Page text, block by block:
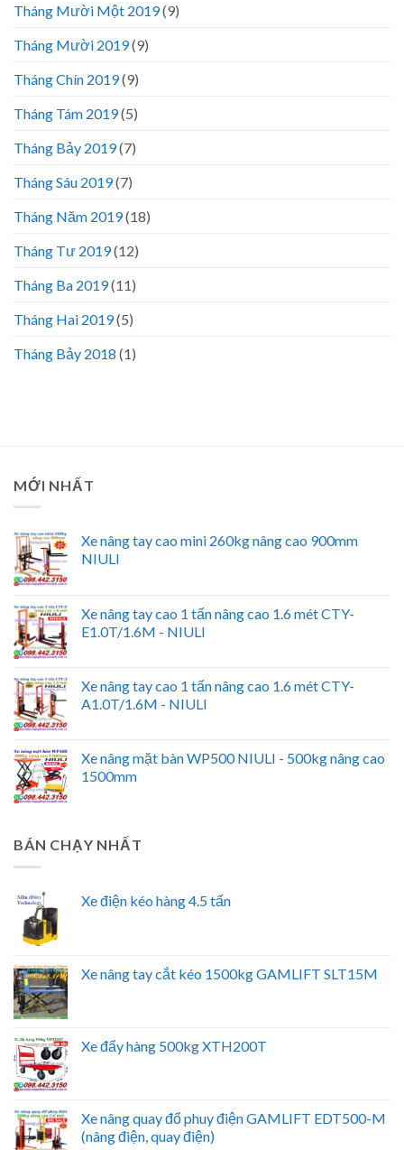
Tháng Mười Một 2019(9)
Tháng Mười 2019(9)
Tháng Chín 2019(9)
Tháng Tám 2019(5)
Tháng Bảy 2019(7)
Tháng Sáu 2019(7)
Tháng Năm 2019(18)
Tháng Tư 2019(12)
Tháng Ba 2019(11)
Tháng Hai 2019(5)
Tháng Bảy 2018 (1)
MỚI NHẤT
Xe nâng tay cao mini 260kg nâng cao 900mm
NIULI
Xe nâng tay cao 1 tấn nâng cao 1.6 mét CTY-
E1.0T/1.6M - NIULI
Xe nâng tay cao 1 tấn nâng cao 1.6 mét CTY-
A1.0T/1.6M - NIULI
Xe nâng mặt bàn WP500 NIULI - 500kg nâng cao
1500mm
BÁN CHẠY NHẤT
Xe điện kéo hàng 4.5 tấn
Xe nâng tay cắt kéo 1500kg GAMLIFT SLT15M
Xe đẩy hàng 500kg XTH200T
Xe nâng quay đổ phuy điện GAMLIFT EDT500-M
(nâng điện, quay điện)